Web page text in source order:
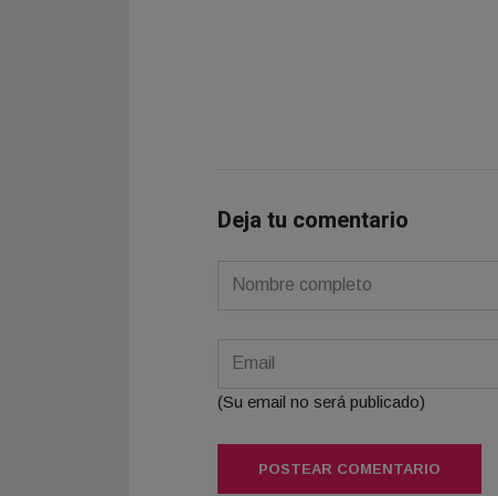
Deja tu comentario
(Su email no será publicado)
POSTEAR COMENTARIO